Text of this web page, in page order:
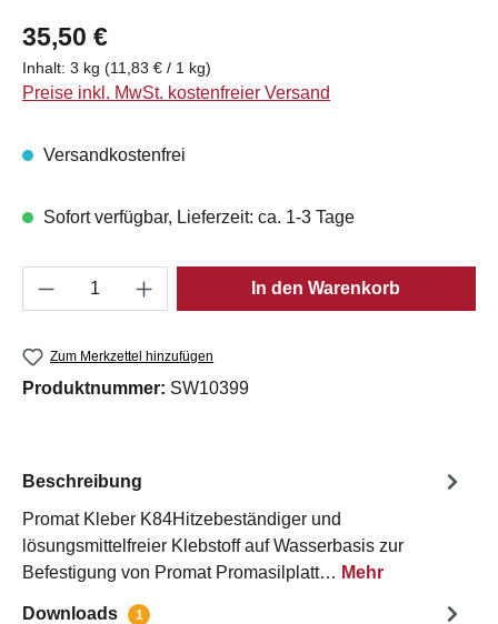
Regulärer Preis:
35,50 €
Inhalt: 3 kg (11,83 € / 1 kg)
Preise inkl. MwSt. kostenfreier Versand
Versandkostenfrei
Sofort verfügbar, Lieferzeit: ca. 1-3 Tage
Produkt Anzahl: Gib den gewünschten
In den Warenkorb
Zum Merkzettel hinzufügen
Produktnummer: SW10399
Beschreibung
Promat Kleber K84Hitzebeständiger und
lösungsmittelfreier Klebstoff auf Wasserbasis zur
Befestigung von Promat Promasilplatt… Mehr
Downloads 1